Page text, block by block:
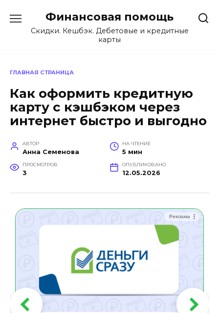
содержанию
Финансовая помощь
Скидки. Кешбэк. Дебетовые и кредитные
карты
ГЛАВНАЯ СТРАНИЦА
Как оформить кредитную
карту с кэшбэком через
интернет быстро и выгодно
АВТОР
Анна Семенова
НА ЧТЕНИЕ
5 мин
ПРОСМОТРОВ
3
ОПУБЛИКОВАНО
12.05.2026
Реклама